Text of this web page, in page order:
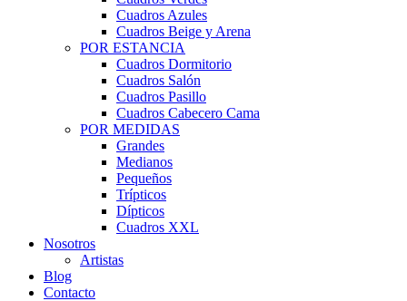
Cuadros Azules
Cuadros Beige y Arena
POR ESTANCIA
Cuadros Dormitorio
Cuadros Salón
Cuadros Pasillo
Cuadros Cabecero Cama
POR MEDIDAS
Grandes
Medianos
Pequeños
Trípticos
Dípticos
Cuadros XXL
Nosotros
Artistas
Blog
Contacto